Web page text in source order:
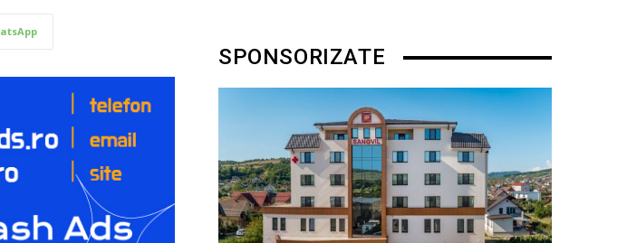
SPONSORIZATE